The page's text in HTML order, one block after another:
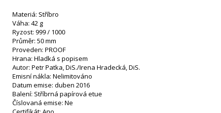
Materiá: Stříbro
Váha: 42 g
Ryzost: 999 / 1000
Průměr: 50 mm
Proveden: PROOF
Hrana: Hladká s popisem
Autor: Petr Patka, DiS./Irena Hradecká, DiS.
Emisní nákla: Nelimitováno
Datum emise: duben 2016
Balení: Stříbrná papírová etue
Číslovaná emise: Ne